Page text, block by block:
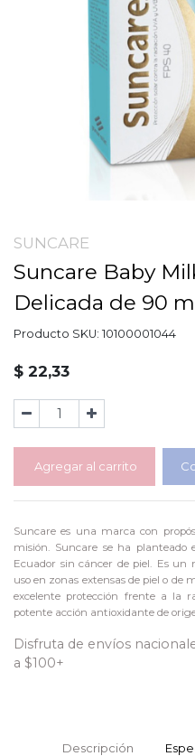
SUNCARE
Suncare Baby
Delicada de 90
Producto SKU: 10100001044
$ 22,33
Agregar al carrito
Suncare es una marca con
misión. Suncare se ha planteado
Ecuador sin cáncer de piel. Es un
uso en zonas extensas de piel o de
excelente protección frente a la
potente acción antioxidante de
Disfruta de envíos
a $100+
Descripción